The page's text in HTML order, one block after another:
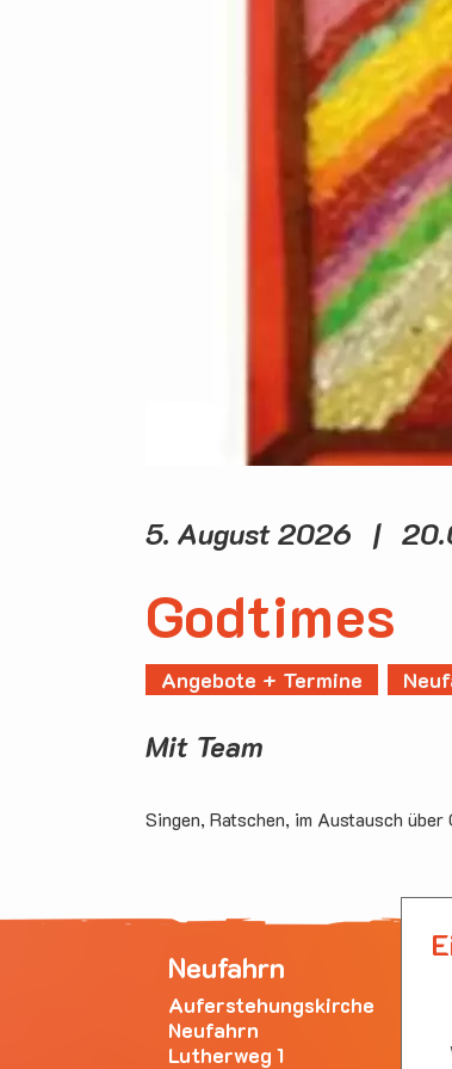
5. August 2026 |
Godtimes
Angebote + Termine
Mit Team
Singen, Ratschen, im Austausch
Neufahrn
Auferstehungskirche
Neufahrn
Lutherweg 1